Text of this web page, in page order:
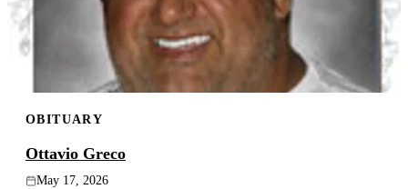
OBITUARY
Ottavio Greco
May 17, 2026